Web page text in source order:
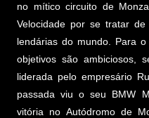
no mítico circuito de
Velocidade por se tratar
lendárias do mundo. Para o
objetivos são ambiciosos,
liderada pelo empresário
passada viu o seu BMW
vitória no Autódromo de